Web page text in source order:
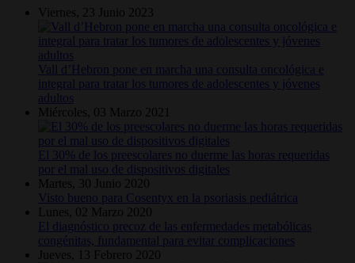
Viernes, 23 Junio 2023
Vall d’Hebron pone en marcha una consulta oncológica e
integral para tratar los tumores de adolescentes y jóvenes
adultos
Miércoles, 03 Marzo 2021
El 30% de los preescolares no duerme las horas requeridas
por el mal uso de dispositivos digitales
Martes, 30 Junio 2020
Visto bueno para Cosentyx en la psoriasis pediátrica
Lunes, 02 Marzo 2020
El diagnóstico precoz de las enfermedades metabólicas
congénitas, fundamental para evitar complicaciones
Jueves, 13 Febrero 2020